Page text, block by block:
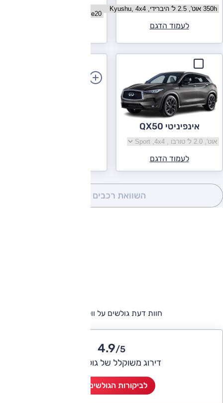
בחר גרסה לקסוס RX
לעמוד הדגם
בחר גרסה ב.מ.וו X3
אינפיניטי QX50
בחר גרסה אינפיניטי QX50
לעמוד הדגם
השוואת רכבים
חוות דעת גולשים על וולוו XC60
4.9/5
דירוג משוקלל של גולשי אוטו
לביקורות הגולשים (6)